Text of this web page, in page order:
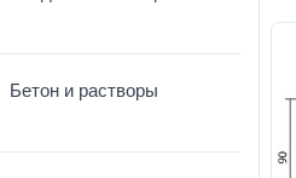
Бетон и растворы